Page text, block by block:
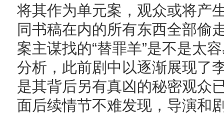
将其作为单元案，观众或将产
同书稿在内的所有东西全部偷
案主谋找的“替罪羊”是不是太
分析，此前剧中以逐渐展现了
是其背后另有真凶的秘密观众
面后续情节不难发现，导演和